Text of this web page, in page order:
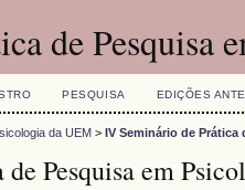
de Pesquisa
PESQUISA EDIÇÕES
da UEM >IV Seminário de Prática
Pesquisa em